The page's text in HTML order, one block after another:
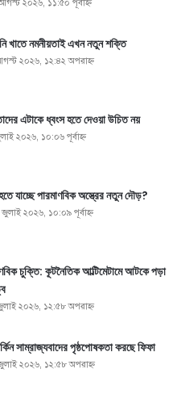
২০২৬, ১১:৫০ পূর্বাহ্ণ
খাতে নমনীয়তাই এখন নতুন শক্তি
২০২৬, ১২:৪২ অপরাহ্ণ
এটাকে ধ্বংস হতে দেওয়া উচিত নয়
২০২৬, ১০:০৬ পূর্বাহ্ণ
যাচ্ছে পারমাণবিক অস্ত্রের নতুন দৌড়?
২০২৬, ১০:০৯ পূর্বাহ্ণ
চুক্তি: কূটনৈতিক আল্টিমেটামে আটকে পড়া
২০২৬, ১২:৫৮ অপরাহ্ণ
সাম্রাজ্যবাদের পৃষ্ঠপোষকতা করছে ফিফা
২০২৬, ১২:৫৮ অপরাহ্ণ